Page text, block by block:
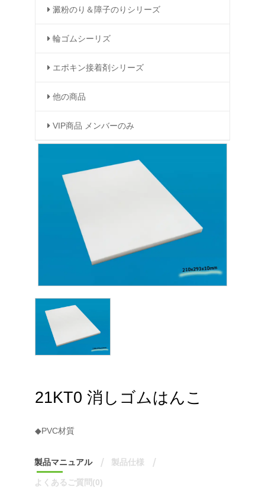
澱粉のり＆障子のりシリーズ
輪ゴムシーリズ
エポキン接着剤シリーズ
他の商品
VIP商品 メンバーのみ
21KT0 消しゴムはんこ
◆PVC材質
製品マニュアル 製品仕様
よくあるご質問(0)